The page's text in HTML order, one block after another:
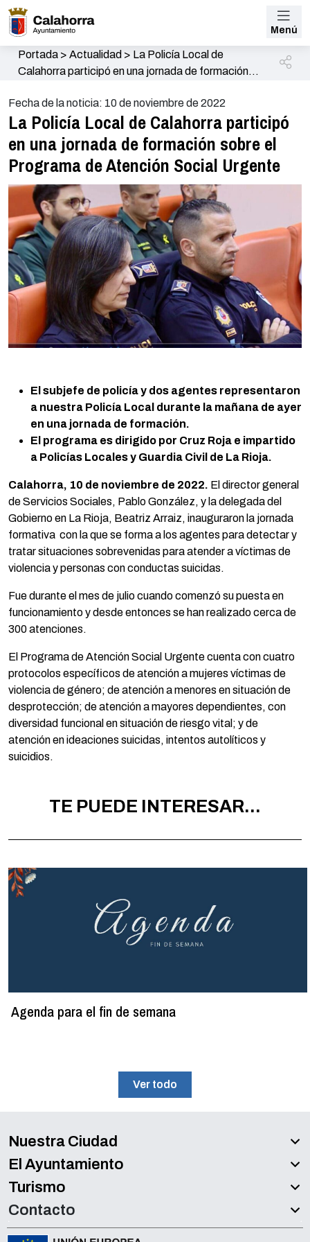
Menú
Portada> Actualidad > La Policía Local de
Calahorra participó en una jornada de formación
Fecha de la noticia: 10 de noviembre de 2022
La Policía Local de Calahorra participó
en una jornada de formación sobre el
Programa de Atención Social Urgente
El subjefe de policía y dos agentes representaron
a nuestra Policía Local durante la mañana de ayer
en una jornada de formación.
El programa es dirigido por Cruz Roja e impartido
a Policías Locales y Guardia Civil de La Rioja.
Calahorra, 10 de noviembre de 2022. El director general
de Servicios Sociales, Pablo González, y la delegada del
Gobierno en La Rioja, Beatriz Arraiz, inauguraron la jornada
formativa con la que se forma a los agentes para detectar y
tratar situaciones sobrevenidas para atender a víctimas de
violencia y personas con conductas suicidas.
Fue durante el mes de julio cuando comenzó su puesta en
funcionamiento y desde entonces se han realizado cerca de
300 atenciones.
El Programa de Atención Social Urgente cuenta con cuatro
protocolos específicos de atención a mujeres víctimas de
violencia de género; de atención a menores en situación de
desprotección; de atención a mayores dependientes, con
diversidad funcional en situación de riesgo vital; y de
atención en ideaciones suicidas, intentos autolíticos y
suicidios.
TE PUEDE INTERESAR...
Agenda para el fin de semana
Ver todo
Nuestra Ciudad
El Ayuntamiento
Turismo
Contacto